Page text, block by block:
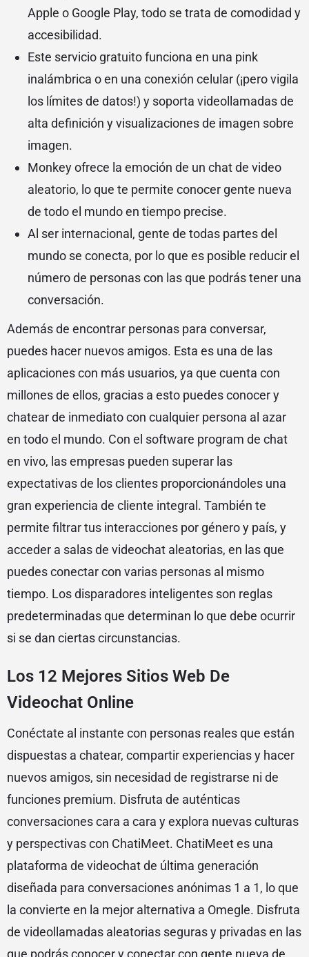
Apple o Google Play, todo se trata de comodidad y
accesibilidad.
Este servicio gratuito funciona en una pink
inalámbrica o en una conexión celular (¡pero vigila
los límites de datos!) y soporta videollamadas de
alta definición y visualizaciones de imagen sobre
imagen.
Monkey ofrece la emoción de un chat de video
aleatorio, lo que te permite conocer gente nueva
de todo el mundo en tiempo precise.
Al ser internacional, gente de todas partes del
mundo se conecta, por lo que es posible reducir el
número de personas con las que podrás tener una
conversación.
Además de encontrar personas para conversar,
puedes hacer nuevos amigos. Esta es una de las
aplicaciones con más usuarios, ya que cuenta con
millones de ellos, gracias a esto puedes conocer y
chatear de inmediato con cualquier persona al azar
en todo el mundo. Con el software program de chat
en vivo, las empresas pueden superar las
expectativas de los clientes proporcionándoles una
gran experiencia de cliente integral. También te
permite filtrar tus interacciones por género y país, y
acceder a salas de videochat aleatorias, en las que
puedes conectar con varias personas al mismo
tiempo. Los disparadores inteligentes son reglas
predeterminadas que determinan lo que debe ocurrir
si se dan ciertas circunstancias.
Los 12 Mejores Sitios Web De
Videochat Online
Conéctate al instante con personas reales que están
dispuestas a chatear, compartir experiencias y hacer
nuevos amigos, sin necesidad de registrarse ni de
funciones premium. Disfruta de auténticas
conversaciones cara a cara y explora nuevas culturas
y perspectivas con ChatiMeet. ChatiMeet es una
plataforma de videochat de última generación
diseñada para conversaciones anónimas 1 a 1, lo que
la convierte en la mejor alternativa a Omegle. Disfruta
de videollamadas aleatorias seguras y privadas en las
que podrás conocer y conectar con gente nueva de